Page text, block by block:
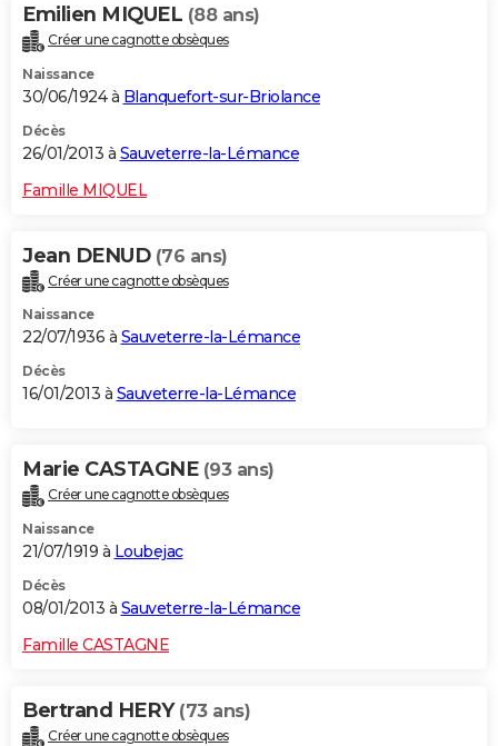
Emilien MIQUEL (88 ans)
Créer une cagnotte obsèques
Naissance
30/06/1924 à Blanquefort-sur-Briolance
Décès
26/01/2013 à Sauveterre-la-Lémance
Famille MIQUEL
Jean DENUD (76 ans)
Créer une cagnotte obsèques
Naissance
22/07/1936 à Sauveterre-la-Lémance
Décès
16/01/2013 à Sauveterre-la-Lémance
Marie CASTAGNE (93 ans)
Créer une cagnotte obsèques
Naissance
21/07/1919 à Loubejac
Décès
08/01/2013 à Sauveterre-la-Lémance
Famille CASTAGNE
Bertrand HERY (73 ans)
Créer une cagnotte obsèques